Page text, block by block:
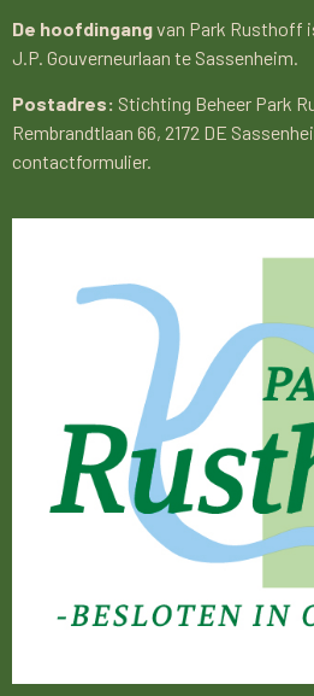
De hoofdingangvan Park Rusthoff
J.P. Gouverneurlaan te Sassenheim.
Postadres: Stichting Beheer Park
Rembrandtlaan 66, 2172 DE
contactformulier.